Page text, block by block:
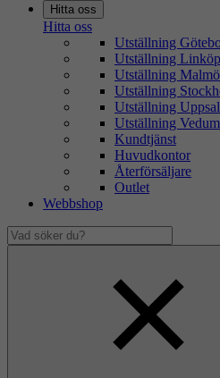
Hitta oss
Hitta oss
Utställning
Utställning
Utställning Malmö
Utställning
Utställning
Utställning Vedum
Kundtjänst
Huvudkontor
Återförsäljare
Outlet
Webbshop
Vad
söker